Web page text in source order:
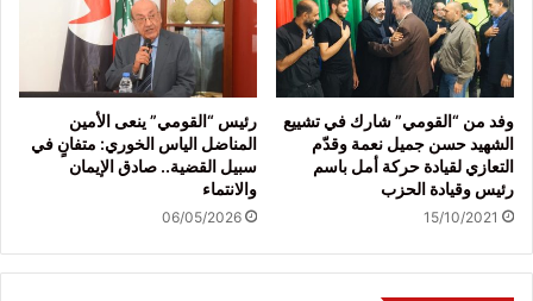
وفد من “القومي” شارك في تشييع
الشهيد حسن جميل نعمة وقدّم
التعازي لقيادة حركة أمل باسم
رئيس وقيادة الحزب
15/10/2021
رئيس “القومي” ينعى الأمين
المناضل الياس الخوري: متفانٍ في
سبيل القضية.. صادق الإيمان
والانتماء
06/05/2026